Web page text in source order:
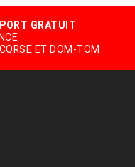
GRATUIT
ET DOM-TOM